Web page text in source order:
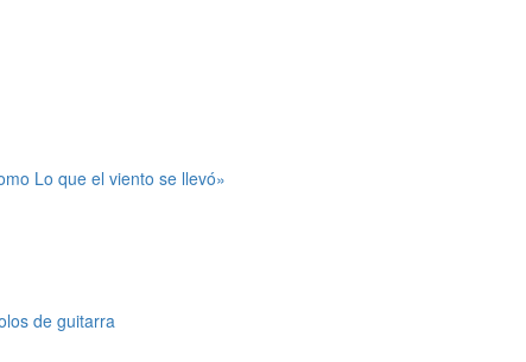
Lo que el viento se llevó»
de guitarra